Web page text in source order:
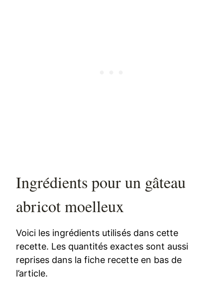
Ingrédients pour un gâteau
abricot moelleux
Voici les ingrédients utilisés dans cette
recette. Les quantités exactes sont aussi
reprises dans la fiche recette en bas de
l’article.